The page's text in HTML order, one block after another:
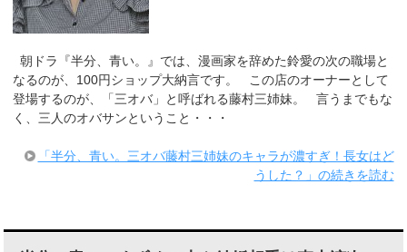
朝ドラ『半分、青い。』では、漫画家を辞めた鈴愛の次の職場と
なるのが、100円ショップ大納言です。 この店のオーナーとして
登場するのが、「三オバ」と呼ばれる藤村三姉妹。 言うまでもな
く、三人のオバサンということ・・・
「半分、青い。三オバ藤村三姉妹のキャラが濃すぎ！長女はど
うした？」の続きを読む